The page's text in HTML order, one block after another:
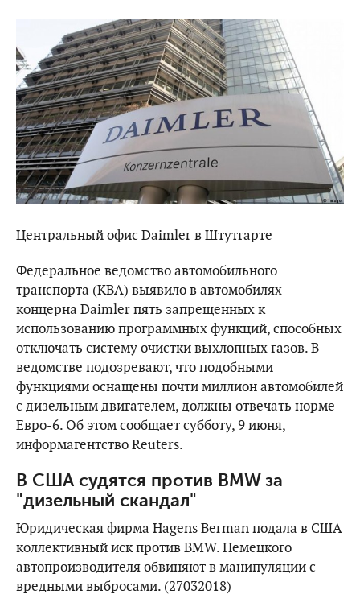
Центральный офис Daimler в Штутгарте
Федеральное ведомство автомобильного
транспорта (KBA) выявило в автомобилях
концерна Daimler пять запрещенных к
использованию программных функций, способных
отключать систему очистки выхлопных газов. В
ведомстве подозревают, что подобными
функциями оснащены почти миллион автомобилей
с дизельным двигателем, должны отвечать норме
Евро-6. Об этом сообщает субботу, 9 июня,
информагентство Reuters.
В США судятся против BMW за
"дизельный скандал"
Юридическая фирма Hagens Berman подала в США
коллективный иск против BMW. Немецкого
автопроизводителя обвиняют в манипуляции с
вредными выбросами. (27032018)